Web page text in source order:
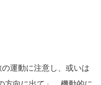
運動に注意し、或いは